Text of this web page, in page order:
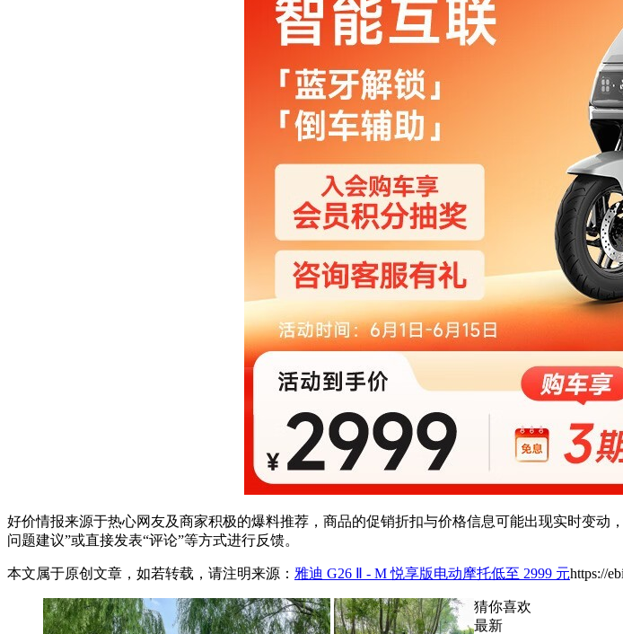
好价情报来源于热心网友及商家积极的爆料推荐，商品的促销折扣与价格信息可能出现实时变
问题建议”或直接发表“评论”等方式进行反馈。
本文属于原创文章，如若转载，请注明来源： 雅迪 G26 Ⅱ - M 悦享版电动摩托低至 2999 元https://
猜你喜欢
最新